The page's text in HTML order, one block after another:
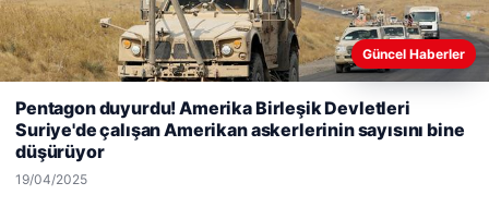
Enes Kaplan Avukatlık Bürosu
deneyiminizi kişiselleştirmek ve geliştirmek amacıyla çerezler
kullanıyoruz.Çerez Politikamız
Reddet
Güncel Haberler
Pentagon duyurdu! Amerika Birleşik Devletleri
Suriye'de çalışan Amerikan askerlerinin sayısını bine
düşürüyor
19/04/2025